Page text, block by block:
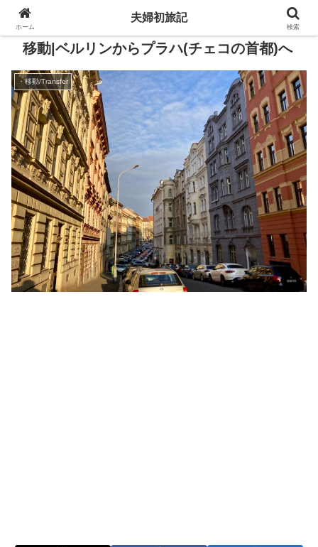
移動|ベルリンからプラハ(チェコの首都)へ
・移動/Transfer
ホーム
夫婦初旅記
検索